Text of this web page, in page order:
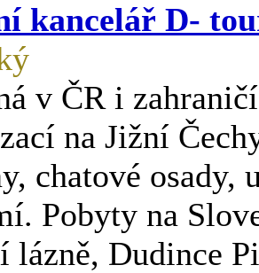
kancelář D-
v ČR i
na Jižní
chatové osady,
Pobyty na
lázně, Dudince